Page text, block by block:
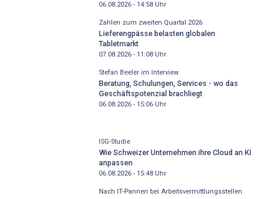
06.08.2026 - 14:58Uhr
Zahlen zum zweiten Quartal 2026
Lieferengpässe belasten globalen
Tabletmarkt
07.08.2026 - 11:08Uhr
Stefan Beeler im Interview
Beratung, Schulungen, Services - wo das
Geschäftspotenzial brachliegt
06.08.2026 - 15:06Uhr
ISG-Studie
Wie Schweizer Unternehmen ihre Cloud an KI
anpassen
06.08.2026 - 15:48Uhr
Nach IT-Pannen bei Arbeitsvermittlungsstellen